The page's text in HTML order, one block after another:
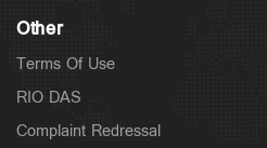
Other
Terms Of Use
RIO DAS
Complaint Redressal